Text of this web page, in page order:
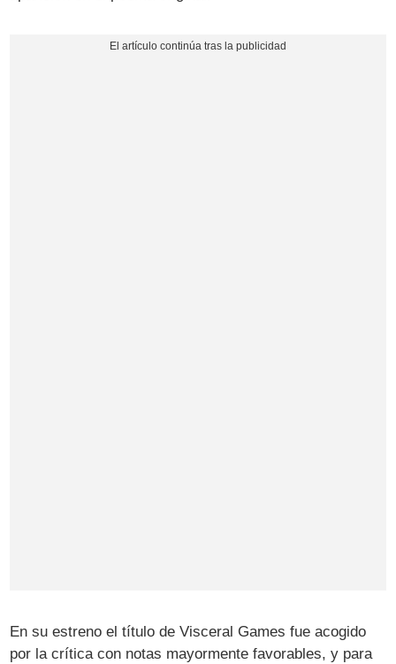
En su estreno el título de Visceral Games fue acogido
por la crítica con notas mayormente favorables, y para